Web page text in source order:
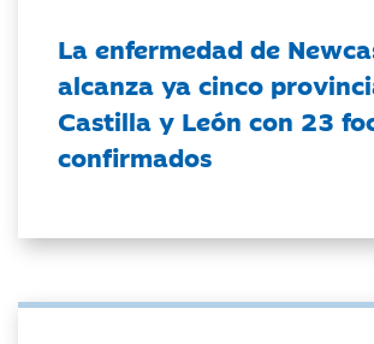
La enfermedad de
alcanza ya cinco
Castilla y León con 23
confirmados